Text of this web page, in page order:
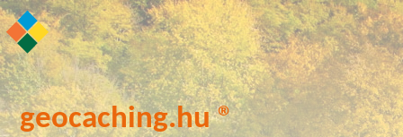
geocaching.hu ®